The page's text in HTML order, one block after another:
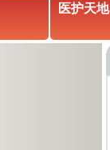
医护天地